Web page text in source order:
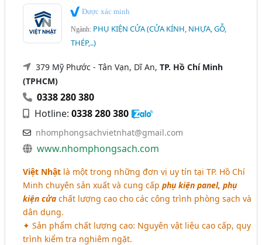
Được xác minh
Ngành: PHỤ KIỆN CỬA (CỬA KÍNH, NHỰA, GỖ,
THÉP,..)
379 Mỹ Phước - Tân Vạn, Dĩ An,TP. Hồ Chí Minh
(TPHCM)
0338 280 380
Hotline:0338 280 380
nhomphongsachvietnhat@gmail.com
www.nhomphongsach.com
Việt Nhật là một trong những đơn vị uy tín tại TP. Hồ Chí
Minh chuyên sản xuất và cung cấpphụ kiện panel, phụ
kiện cửa chất lượng cao cho các công trình phòng sạch và
dân dụng.
✦ Sản phẩm chất lượng cao: Nguyên vật liệu cao cấp, quy
trình kiểm tra nghiêm ngặt.